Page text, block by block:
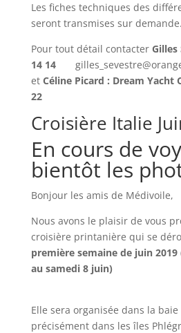
Les fiches techniques des
seront transmises sur demande.
Pour tout détail contacter Gilles
14 14
et Céline Picard : Dream Yacht
22
Croisière Italie
En cours de
bientôt les
Bonjour les amis de Médivoile,
Nous avons le plaisir de vous
croisière printanière qui se
première semaine de juin 2019
au samedi 8 juin)
Elle sera organisée dans la
précisément dans les îles